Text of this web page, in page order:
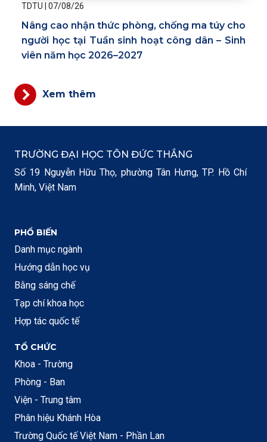
TDTU 07/08/26
Nâng cao nhận thức phòng, chống ma túy cho
người học tại Tuần sinh hoạt công dân – Sinh
viên năm học 2026–2027
Xem thêm
TRƯỜNG ĐẠI HỌC TÔN ĐỨC THẮNG
Số 19 Nguyễn Hữu Thọ, phường Tân Hưng, TP. Hồ Chí
Minh, Việt Nam
PHỔ BIẾN
Danh mục ngành
Hướng dẫn học vụ
Bằng sáng chế
Tạp chí khoa học
Hợp tác quốc tế
TỔ CHỨC
Khoa - Trường
Phòng - Ban
Viện - Trung tâm
Phân hiệu Khánh Hòa
Trường Quốc tế Việt Nam - Phần Lan